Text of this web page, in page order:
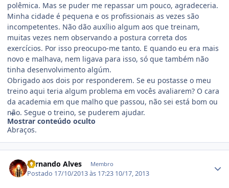
polêmica. Mas se puder me repassar um pouco, agradeceria.
Minha cidade é pequena e os profissionais as vezes são
incompetentes. Não dão auxílio algum aos que treinam,
muitas vezes nem observando a postura correta dos
exercícios. Por isso preocupo-me tanto. E quando eu era mais
novo e malhava, nem ligava para isso, só que também não
tinha desenvolvimento algúm.
Obrigado aos dois por responderem. Se eu postasse o meu
treino aqui teria algum problema em vocês avaliarem? O cara
da academia em que malho que passou, não sei está bom ou
não. Segue o treino, se puderem ajudar.
Mostrar conteúdo oculto
Abraços.
Fernando Alves Membro
Postado 17/10/2013 às 17:23 10/17, 2013